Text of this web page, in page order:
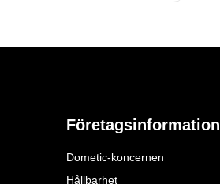
Företagsinformation
Dometic-koncernen
Hållbarhet